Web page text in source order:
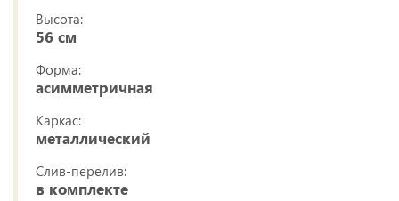
Высота:
56 см
Форма:
асимметричная
Каркас:
металлический
Слив-перелив:
в комплекте